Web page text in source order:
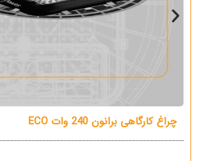
چراغ کارگاهی برانون 240 وات ECO